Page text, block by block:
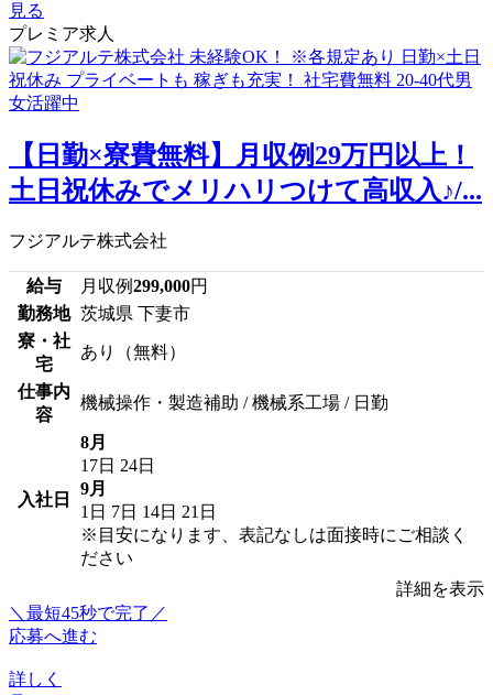
見る
プレミア求人
【日勤×寮費無料】月収例29万円以上！
土日祝休みでメリハリつけて高収入♪/...
フジアルテ株式会社
給与 月収例299,000円
勤務地 茨城県 下妻市
寮・社
宅
あり（無料）
仕事内
容
機械操作・製造補助 / 機械系工場 / 日勤
入社日
8月
17日 24日
9月
1日 7日 14日 21日
※目安になります、表記なしは面接時にご相談く
ださい
詳細を表示
＼最短45秒で完了／
応募へ進む
詳しく